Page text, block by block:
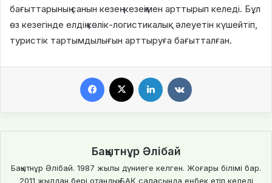
бағыттарының санын кезең-кезеңімен арттырып келеді. Бұл
өз кезегінде елдің көлік-логистикалық әлеуетін күшейтіп,
туристік тартымдылығын арттыруға бағытталған.
Бақытнұр Әлібай
Бақытнұр Әлібай. 1987 жылы дүниеге келген. Жоғары білімі бар.
2011 жылдан бері отандық БАҚ саласында еңбек етіп келеді